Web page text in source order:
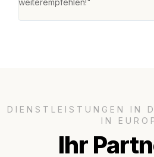
weiterempfehlen!"
DIENSTLEISTUNGEN IN
IN
Ihr